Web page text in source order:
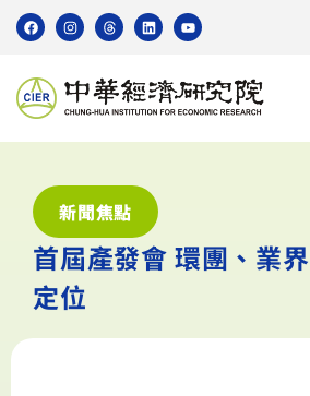
新聞焦點
首屆產發會 環團、業
定位